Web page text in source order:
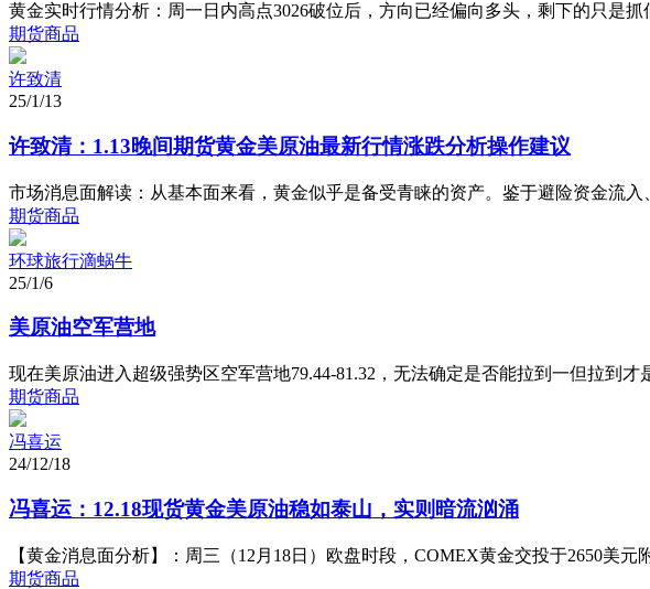
黄金实时行情分析：周一日内高点3026破位后，方向已经偏向多头，剩下的只是
期货商品
许致清
25/1/13
许致清：1.13晚间期货黄金美原油最新行情涨跌分析操作建议
市场消息面解读：从基本面来看，黄金似乎是备受青睐的资产。鉴于避险资金流
期货商品
环球旅行滴蜗牛
25/1/6
美原油空军营地
现在美原油进入超级强势区空军营地79.44-81.32，无法确定是否能拉到一但拉到
期货商品
冯喜运
24/12/18
冯喜运：12.18现货黄金美原油稳如泰山，实则暗流汹涌
【黄金消息面分析】：周三（12月18日）欧盘时段，COMEX黄金交投于2650美
期货商品